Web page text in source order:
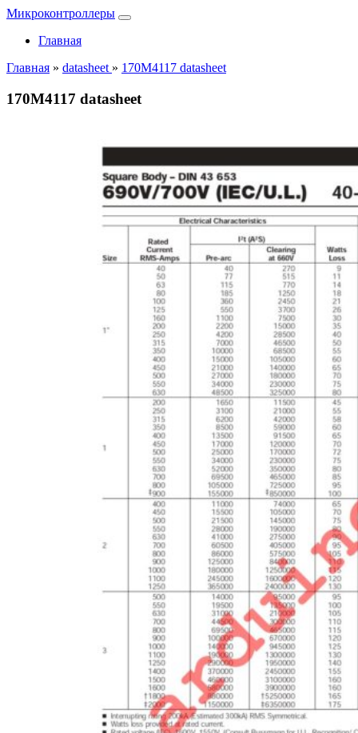
Микроконтроллеры
Главная
Главная » datasheet » 170M4117 datasheet
170M4117 datasheet